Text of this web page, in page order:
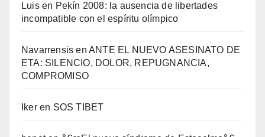
Luisen Pekí­n 2008: la ausencia de libertades
incompatible con el espí­ritu olí­mpico
Navarrensis enANTE EL NUEVO ASESINATO DE
ETA: SILENCIO, DOLOR, REPUGNANCIA,
COMPROMISO
Ikeren SOS TIBET